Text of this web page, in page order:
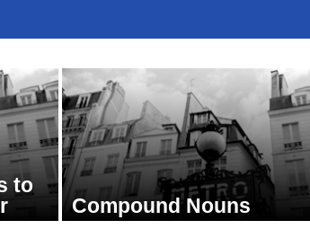
to
Compound Nouns